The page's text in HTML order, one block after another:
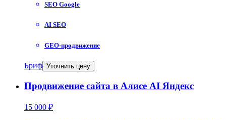
SEO Google
AI SEO
GEO-продвижение
Бриф Уточнить цену
Продвижение сайта в Алисе AI Яндекс
15 000 ₽